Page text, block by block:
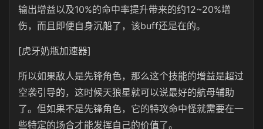
输出增益以及10%的命中率提升带来的约12~20%增
伤，而且即便自身沉船了，该buff还是在的。
[虎牙奶瓶加速器]
所以如果敌人是先锋角色，那么这个技能的增益是超过
空袭引导的，这时候天狼星就可以说最好的航母辅助
了。但如果不是先锋角色，它的特攻命中怪就需要在一
些特定的场合才能发挥自己的价值了。